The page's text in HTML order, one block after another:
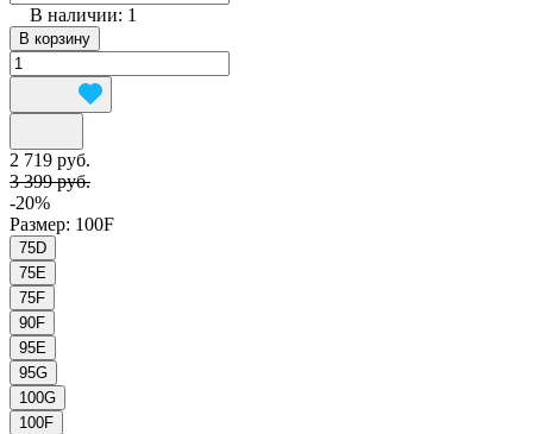
В наличии: 1
В корзину
2 719 руб.
3 399 руб.
-20%
Размер: 100F
75D
75E
75F
90F
95E
95G
100G
100F